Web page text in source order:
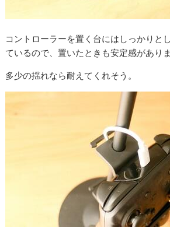
コントローラーを置く台にはしっかりと
ているので、置いたときも安定感がありま
多少の揺れなら耐えてくれそう。